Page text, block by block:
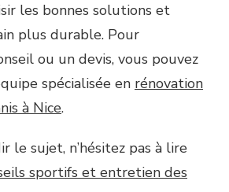
les bonnes solutions et
plus durable. Pour
ou un devis, vous pouvez
spécialisée en rénovation
à Nice.
le sujet, n’hésitez pas à lire
sportifs et entretien des